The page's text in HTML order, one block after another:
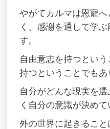
やがてカルマは恩寵
く、感謝を通して学
す。
自由意志を持つとい
持つということでもあ
自分がどんな現実を
く自分の意識が決めて
外の世界に起きるこ